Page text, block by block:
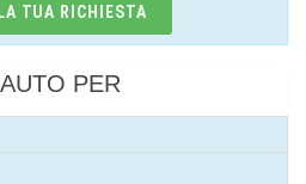
TUA RICHIESTA
PER